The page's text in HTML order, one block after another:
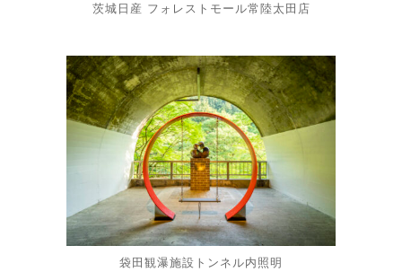
茨城日産 フォレストモール常陸太田店
袋田観瀑施設トンネル内照明